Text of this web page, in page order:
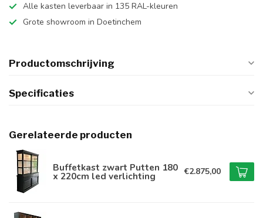
Alle kasten leverbaar in 135 RAL-kleuren
Grote showroom in Doetinchem
Productomschrijving
Specificaties
Gerelateerde producten
Buffetkast zwart Putten 180
x 220cm led verlichting €2.875,00